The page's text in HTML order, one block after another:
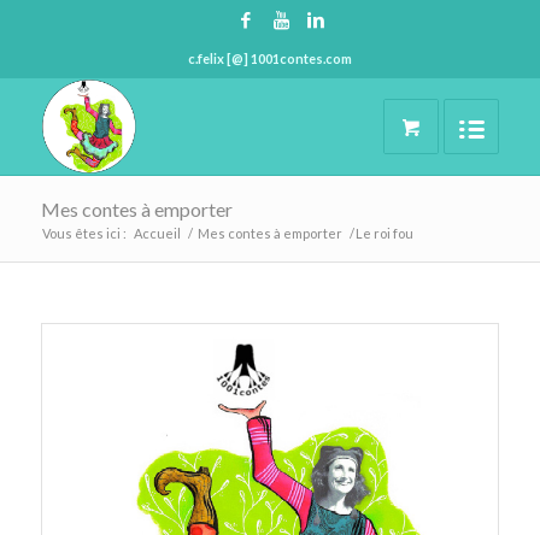
c.felix [@] 1001contes.com
Mes contes à emporter
Vous êtes ici : Accueil / Mes contes à emporter /Le roi fou